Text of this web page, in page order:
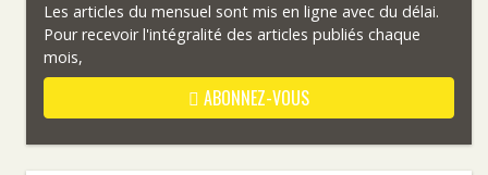
Les articles du mensuel sont mis en ligne avec du délai.
Pour recevoir l'intégralité des articles publiés chaque
mois,
ABONNEZ-VOUS